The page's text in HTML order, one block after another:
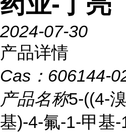
2024-07-30
产品详情
Cas： 606144-
产品名称5-((4-
基)-4-氟-1-甲基